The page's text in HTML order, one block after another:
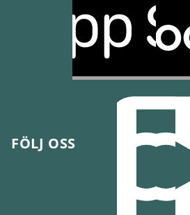
FÖLJ OSS